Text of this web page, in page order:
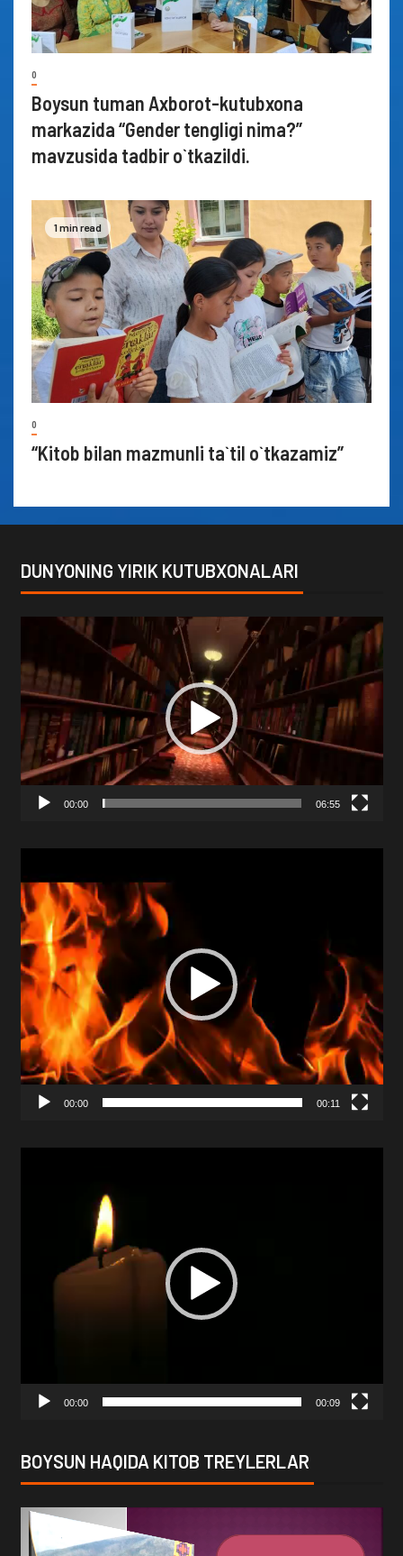
0
Boysun tuman Axborot-kutubxona
markazida “Gender tengligi nima?”
mavzusida tadbir o`tkazildi.
1 min read
0
“Kitob bilan mazmunli ta`til o`tkazamiz”
DUNYONING YIRIK KUTUBXONALARI
00:00 06:55
Player
00:00 00:11
00:00 00:09
BOYSUN HAQIDA KITOB TREYLERLAR
Video
Player